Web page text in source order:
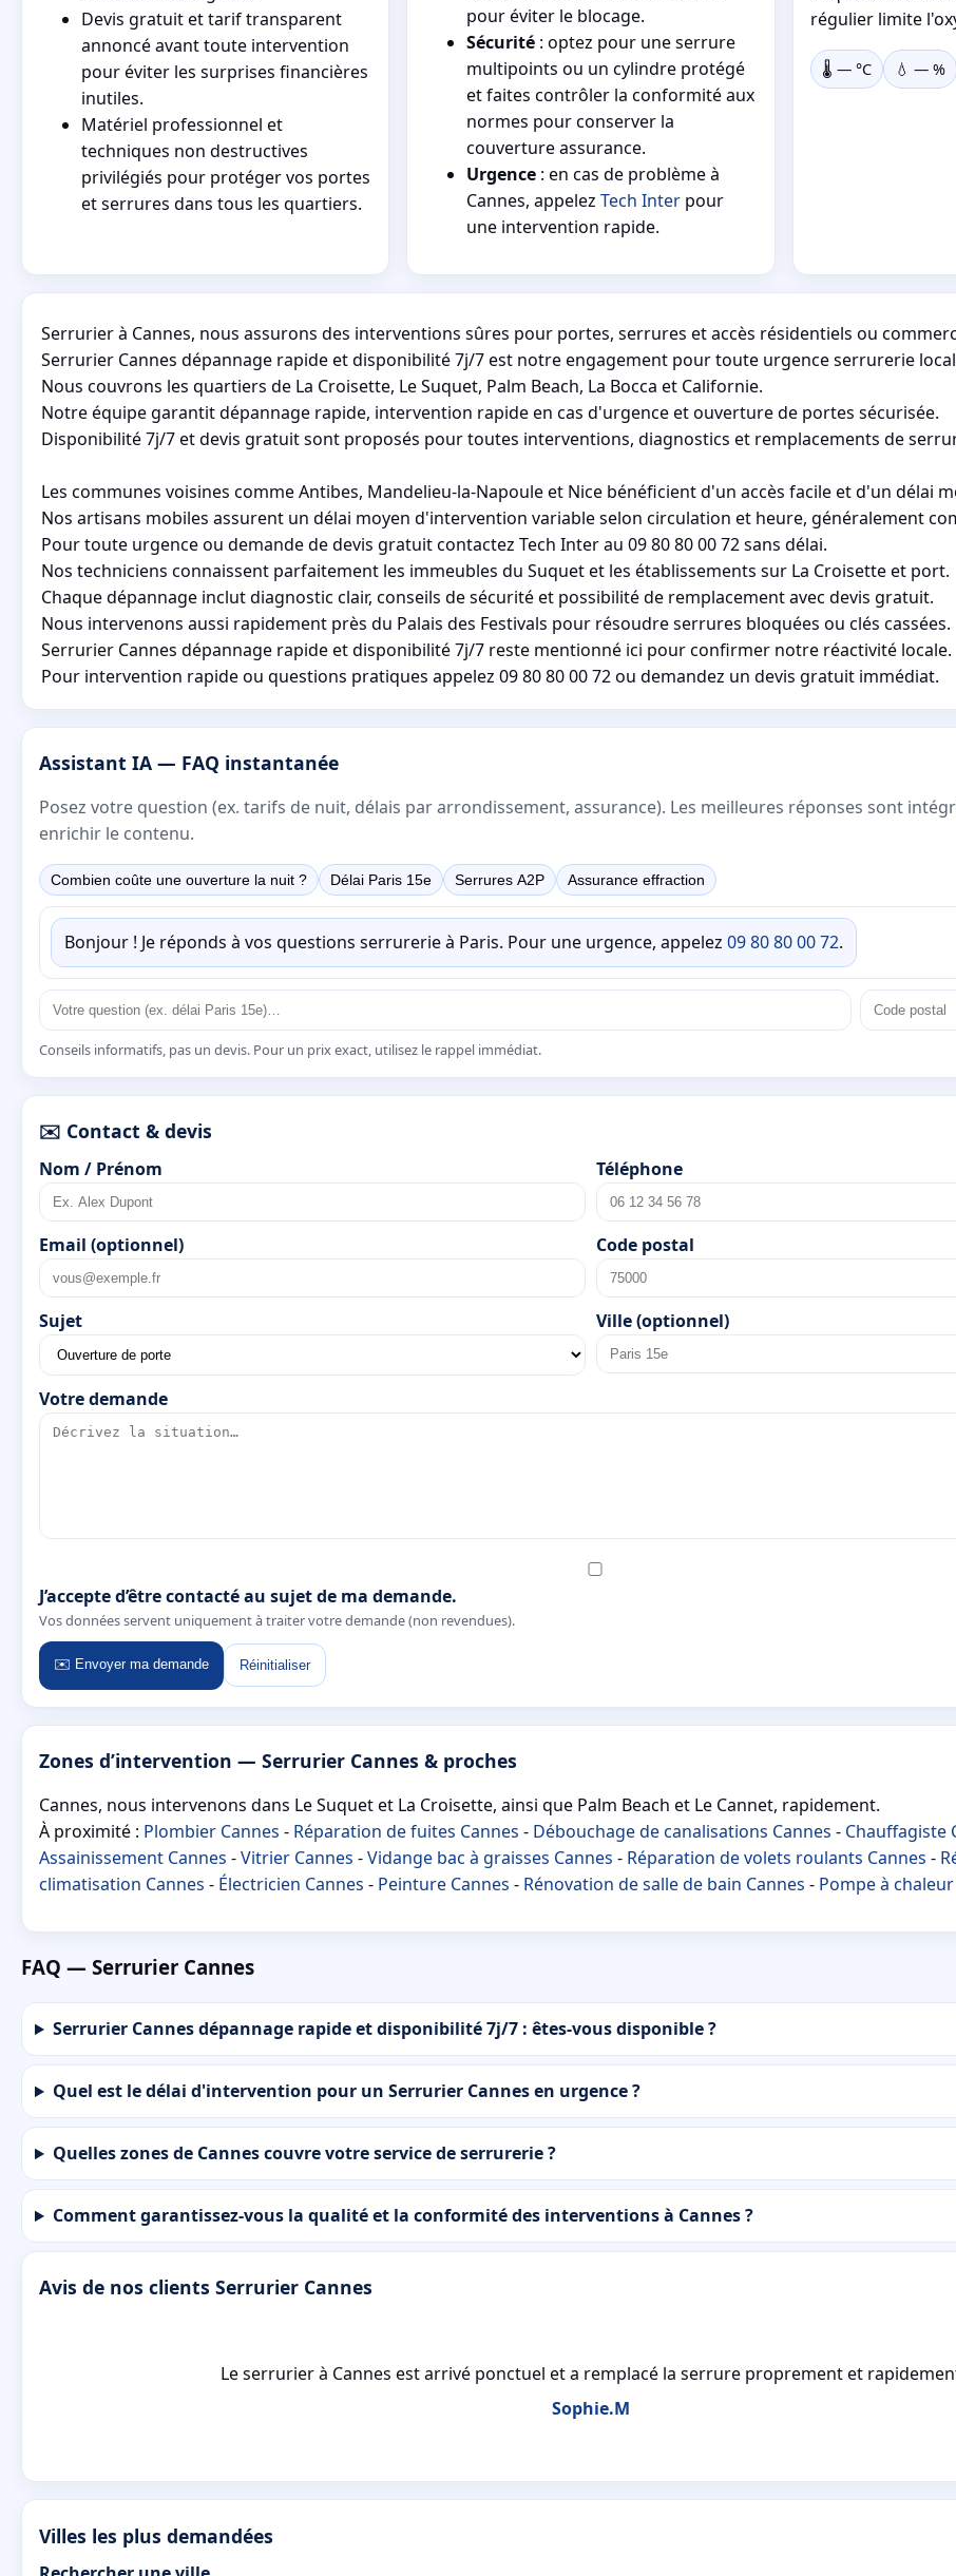
Devis gratuit et tarif transparent
annoncé avant toute intervention
pour éviter les surprises financières
inutiles.
Matériel professionnel et
techniques non destructives
privilégiés pour protéger vos portes
et serrures dans tous les quartiers.
pour éviter le blocage.
Sécurité : optez pour une serrure
multipoints ou un cylindre protégé
et faites contrôler la conformité aux
normes pour conserver la
couverture assurance.
Urgence : en cas de problème à
Cannes, appelezTech Inter pour
une intervention rapide.
régulier limite
🌡️ —°C 💧 —%
Serrurier à Cannes, nous assurons des interventions sûres pour portes, serrures et accès résidentiels ou
Serrurier Cannes dépannage rapide et disponibilité 7j/7 est notre engagement pour toute urgence serrurerie
Nous couvrons les quartiers de La Croisette, Le Suquet, Palm Beach, La Bocca et Californie.
Notre équipe garantit dépannage rapide, intervention rapide en cas d'urgence et ouverture de portes sécurisée.
Disponibilité 7j/7 et devis gratuit sont proposés pour toutes interventions, diagnostics et remplacements de
Les communes voisines comme Antibes, Mandelieu-la-Napoule et Nice bénéficient d'un accès facile et d'un délai
Nos artisans mobiles assurent un délai moyen d'intervention variable selon circulation et heure, généralement
Pour toute urgence ou demande de devis gratuit contactez Tech Inter au 09 80 80 00 72 sans délai.
Nos techniciens connaissent parfaitement les immeubles du Suquet et les établissements sur La Croisette et port.
Chaque dépannage inclut diagnostic clair, conseils de sécurité et possibilité de remplacement avec devis gratuit.
Nous intervenons aussi rapidement près du Palais des Festivals pour résoudre serrures bloquées ou clés cassées.
Serrurier Cannes dépannage rapide et disponibilité 7j/7 reste mentionné ici pour confirmer notre réactivité locale.
Pour intervention rapide ou questions pratiques appelez 09 80 80 00 72 ou demandez un devis gratuit immédiat.
Assistant IA — FAQ instantanée
Posez votre question (ex. tarifs de nuit, délais par arrondissement, assurance). Les meilleures réponses sont
enrichir le contenu.
Combien coûte une ouverture la nuit ? Délai Paris 15e Serrures A2P Assurance effraction
Bonjour ! Je réponds à vos questions serrurerie à Paris. Pour une urgence, appelez 09 80 80 00 72.
Conseils informatifs, pas un devis. Pour un prix exact, utilisez le rappel immédiat.
✉️ Contact & devis
Nom / Prénom Téléphone
Email (optionnel) Code postal
Sujet Ville (optionnel)
Votre demande
J’accepte d’être contacté au sujet de ma demande.
Vos données servent uniquement à traiter votre demande (non revendues).
✉️ Envoyer ma demande Réinitialiser
Zones d’intervention — Serrurier Cannes & proches
Cannes, nous intervenons dans Le Suquet et La Croisette, ainsi que Palm Beach et Le Cannet, rapidement.
À proximité : Plombier Cannes - Réparation de fuites Cannes - Débouchage de canalisations Cannes - Chauffagiste
Assainissement Cannes -Vitrier Cannes -Vidange bac à graisses Cannes - Réparation de volets roulants Cannes -
climatisation Cannes - Électricien Cannes - Peinture Cannes - Rénovation de salle de bain Cannes - Pompe à
FAQ — Serrurier Cannes
Serrurier Cannes dépannage rapide et disponibilité 7j/7 : êtes-vous disponible ?
Quel est le délai d'intervention pour un Serrurier Cannes en urgence ?
Quelles zones de Cannes couvre votre service de serrurerie ?
Comment garantissez-vous la qualité et la conformité des interventions à Cannes ?
Avis de nos clients Serrurier Cannes
Le serrurier à Cannes est arrivé ponctuel et a remplacé la serrure proprement et
Sophie.M
Villes les plus demandées